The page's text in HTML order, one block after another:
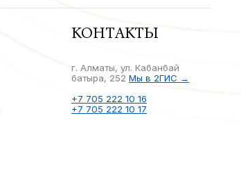
КОНТАКТЫ
г. Алматы, ул. Кабанбай
батыра, 252 Мы в 2ГИС →
+7 705 222 10 16
+7 705 222 10 17